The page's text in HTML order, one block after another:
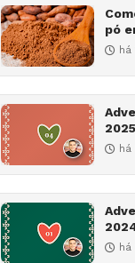
pó
há
2025
há
há